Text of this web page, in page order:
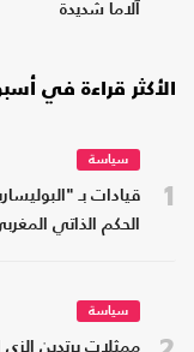
آلاما شديدة
الأكثر قراءة في
1
سياسة
قيادات بـ
الحكم الذاتي
سياسة
ممثلات يرتدين